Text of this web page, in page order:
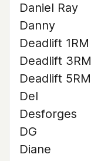
Daniel Ray
Danny
Deadlift 1RM
Deadlift 3RM
Deadlift 5RM
Del
Desforges
DG
Diane